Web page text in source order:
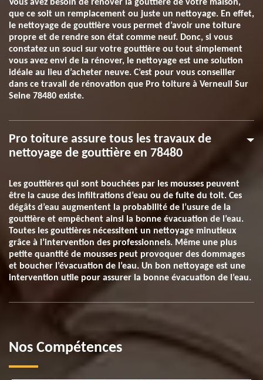
Vous avez besoin de rénover la gouttière de votre maison,
que ce soit un remplacement ou juste un nettoyage. En effet,
le nettoyage de gouttière vous permet d’avoir une toiture
propre et de rendre son état comme neuf. Donc, si vous
constatez un souci sur votre gouttière ou tout simplement
vous avez envi de la rénover, le nettoyage est une solution
idéale au lieu d’acheter neuve. C’est pour vous conseiller
dans ce travail de rénovation que Pro toiture à Verneuil Sur
Seine 78480 existe.
Pro toiture assure tous les travaux de
nettoyage de gouttière en 78480
Les gouttières qui sont bouchées par les mousses peuvent
être la cause des infiltrations d’eau ou de fuite du toit. Ces
dégâts d’eau augmentent la probabilité de l’usure de la
gouttière et empêchent ainsi la bonne évacuation de l’eau.
Toutes les gouttières nécessitent un nettoyage minutieux
grâce à l’intervention des professionnels. Même une plus
petite quantité de mousses peut provoquer des dommages
et boucher l’évacuation de l’eau. Un bon nettoyage est une
intervention utile pour assurer la bonne évacuation de l’eau.
Nos Compétences